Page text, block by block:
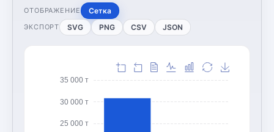
ОТОБРАЖЕНИЕ Сетка
ЭКСПОРТ SVG PNG CSV JSON
25 000 т
30 000 т
35 000 т